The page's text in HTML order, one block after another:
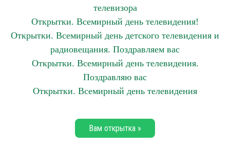
телевизора
Открытки. Всемирный день телевидения!
Открытки. Всемирный день детского телевидения и
радиовещания. Поздравляем вас
Открытки. Всемирный день телевидения.
Поздравляю вас
Открытки. Всемирный день телевидения
Вам открытка »